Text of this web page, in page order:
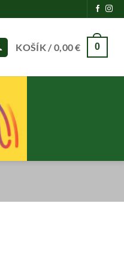
KOŠÍK /0,00€ 0